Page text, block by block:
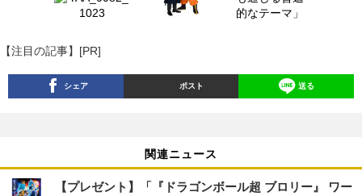
【注目の記事】[PR]
シェア ポスト 送る
関連ニュース
【プレゼント】「『ドラゴンボール超 ブロリー』 ワー